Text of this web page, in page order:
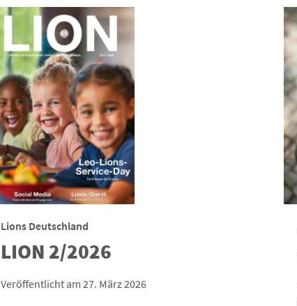
Lions Deutschland
LION 2/2026
Veröffentlicht am 27. März 2026